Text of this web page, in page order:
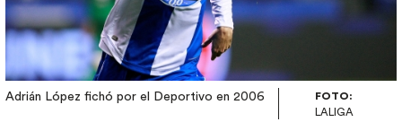
Adrián López fichó por el Deportivo en 2006
FOTO:
LALIGA